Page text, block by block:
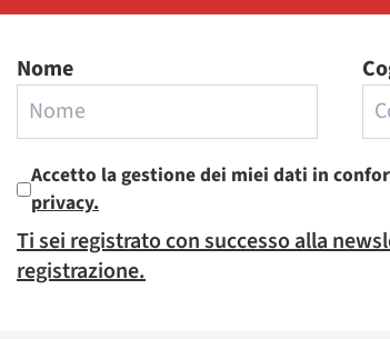
Nome
Accetto la gestione dei miei dati in
privacy.
Ti sei registrato con successo alla
registrazione.